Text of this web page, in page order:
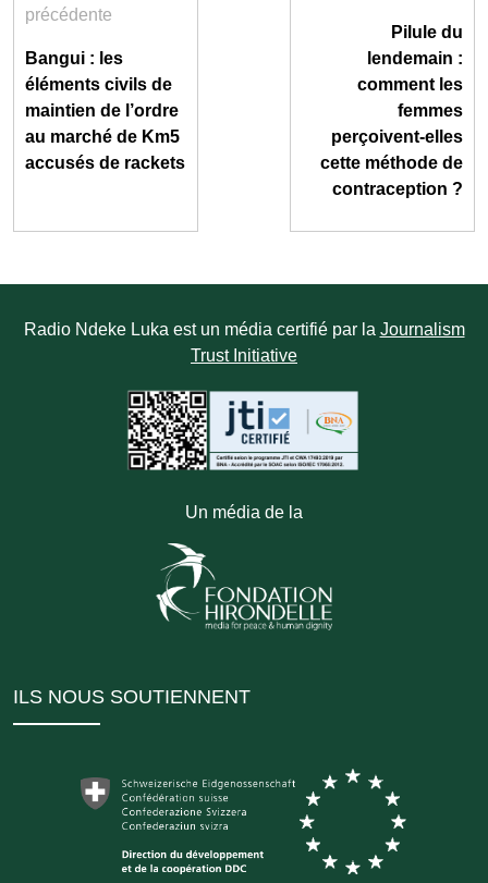
précédente
Bangui : les
éléments civils de
maintien de l’ordre
au marché de Km5
accusés de rackets
Pilule du
lendemain :
comment les
femmes
perçoivent-elles
cette méthode de
contraception ?
Radio Ndeke Luka est un média certifié par la Journalism
Trust Initiative
Un média de la
ILS NOUS SOUTIENNENT